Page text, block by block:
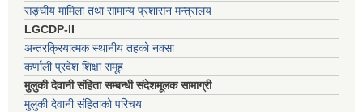
सङ्घीय मामिला तथा सामान्य प्रशासन मन्त्रालय
LGCDP-II
अन्तरक्रियात्मक स्थानीय तहको नक्सा
कर्णाली प्रदेश शिक्षा समूह
मुलुकी देवानी संहिता सम्बन्धी संदेशमूलक सामाग्री
मुलुकी देवानी संहिताको परिचय